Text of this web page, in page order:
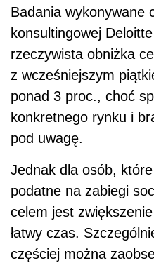
Badania wykonywane
konsultingowej
rzeczywista obniżka
z wcześniejszym
ponad 3 proc., choć
konkretnego rynku i
pod uwagę.
Jednak dla osób,
podatne na zabiegi
celem jest
łatwy czas.
częściej można